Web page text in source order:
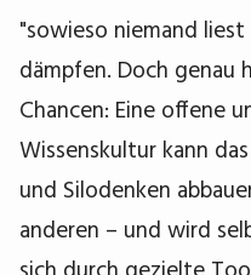
"sowieso niemand
dämpfen. Doch genau
Chancen: Eine offene
Wissenskultur kann das
und Silodenken
anderen – und wird
sich durch gezielte